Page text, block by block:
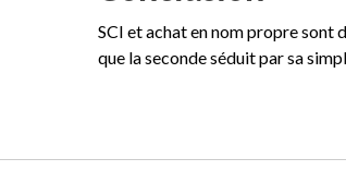
SCI et achat en nom propre sont
que la seconde séduit par sa